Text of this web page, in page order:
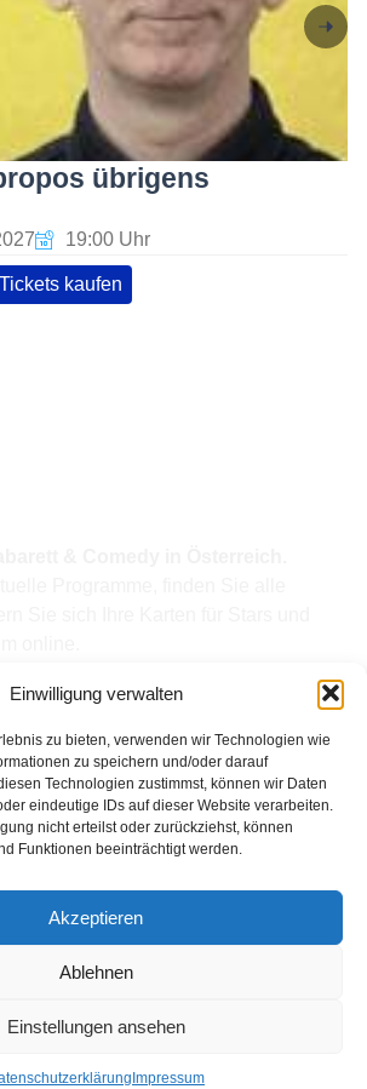
Einwilligung verwalten
zu bieten, verwenden wir Technologien wie
zu speichern und/oder darauf
Technologien zustimmst, können wir Daten
eindeutige IDs auf dieser Website verarbeiten.
nicht erteilst oder zurückziehst, können
Funktionen beeinträchtigt werden.
Akzeptieren
Ablehnen
Einstellungen ansehen
Impressum
übrigens
19:00 Uhr
Tickets kaufen
Aktuelle Stars & Programme